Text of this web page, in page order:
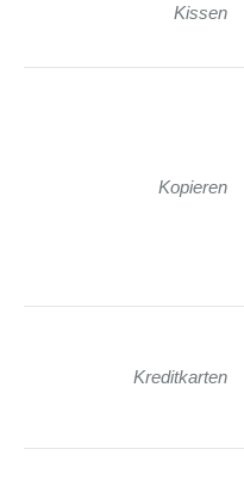
Kissen
Kopieren
Kreditkarten